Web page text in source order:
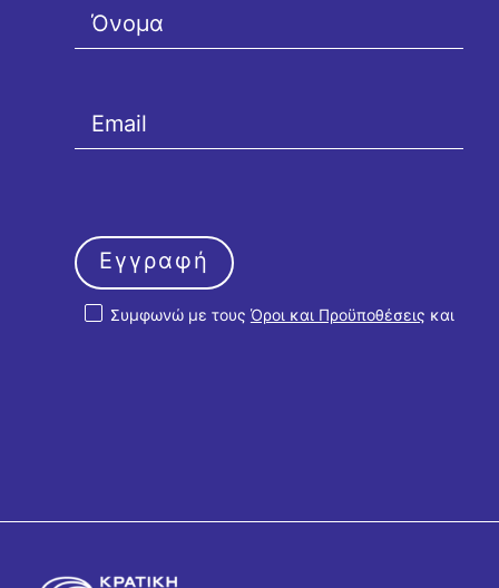
Συμφωνώ με τους Όροι και Προϋποθέσεις και
Εγγραφή